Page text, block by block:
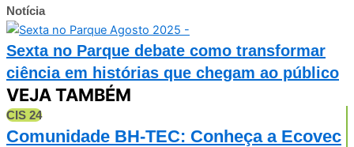
Notícia
Sexta no Parque debate como transformar
ciência em histórias que chegam ao público
VEJA TAMBÉM
CIS 24
Comunidade BH-TEC: Conheça a Ecovec